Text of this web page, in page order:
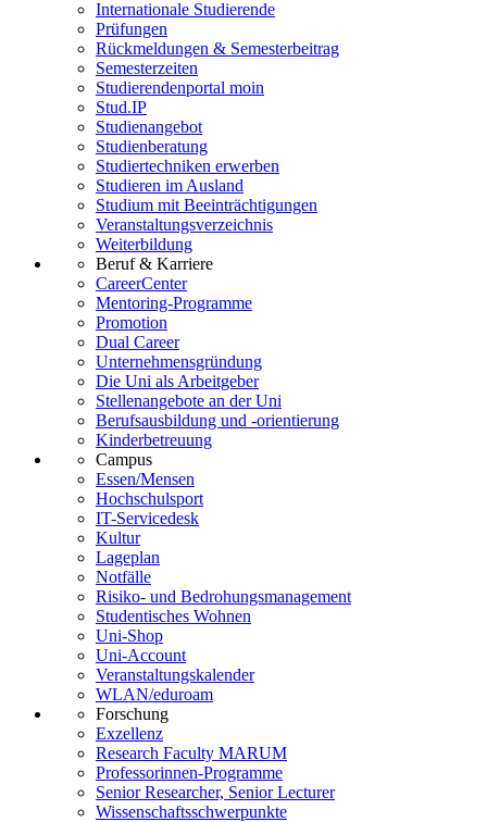
Internationale Studierende
Prüfungen
Rückmeldungen & Semesterbeitrag
Semesterzeiten
Studierendenportal moin
Stud.IP
Studienangebot
Studienberatung
Studiertechniken erwerben
Studieren im Ausland
Studium mit Beeinträchtigungen
Veranstaltungsverzeichnis
Weiterbildung
Beruf & Karriere
CareerCenter
Mentoring-Programme
Promotion
Dual Career
Unternehmensgründung
Die Uni als Arbeitgeber
Stellenangebote an der Uni
Berufsausbildung und -orientierung
Kinderbetreuung
Campus
Essen/Mensen
Hochschulsport
IT-Servicedesk
Kultur
Lageplan
Notfälle
Risiko- und Bedrohungsmanagement
Studentisches Wohnen
Uni-Shop
Uni-Account
Veranstaltungskalender
WLAN/eduroam
Forschung
Exzellenz
Research Faculty MARUM
Professorinnen-Programme
Senior Researcher, Senior Lecturer
Wissenschaftsschwerpunkte